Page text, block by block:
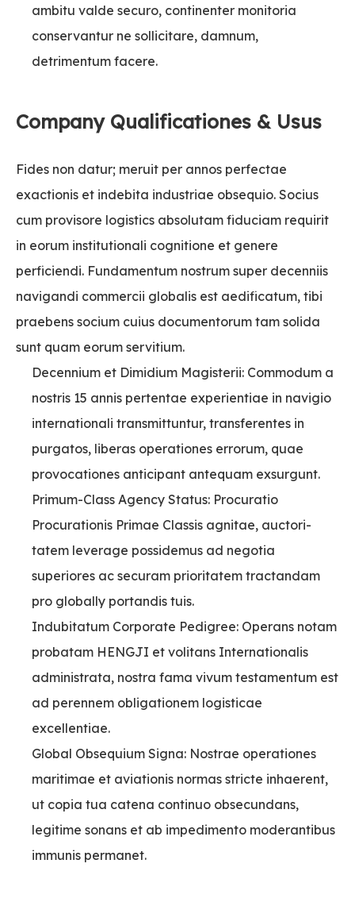
ambitu valde securo, continenter monitoria
conservantur ne sollicitare, damnum,
detrimentum facere.
Company Qualificationes & Usus
Fides non datur; meruit per annos perfectae
exactionis et indebita industriae obsequio. Socius
cum provisore logistics absolutam fiduciam requirit
in eorum institutionali cognitione et genere
perficiendi. Fundamentum nostrum super decenniis
navigandi commercii globalis est aedificatum, tibi
praebens socium cuius documentorum tam solida
sunt quam eorum servitium.
Decennium et Dimidium Magisterii: Commodum a
nostris 15 annis pertentae experientiae in navigio
internationali transmittuntur, transferentes in
purgatos, liberas operationes errorum, quae
provocationes anticipant antequam exsurgunt.
Primum-Class Agency Status: Procuratio
Procurationis Primae Classis agnitae, auctori-
tatem leverage possidemus ad negotia
superiores ac securam prioritatem tractandam
pro globally portandis tuis.
Indubitatum Corporate Pedigree: Operans notam
probatam HENGJI et volitans Internationalis
administrata, nostra fama vivum testamentum est
ad perennem obligationem logisticae
excellentiae.
Global Obsequium Signa: Nostrae operationes
maritimae et aviationis normas stricte inhaerent,
ut copia tua catena continuo obsecundans,
legitime sonans et ab impedimento moderantibus
immunis permanet.